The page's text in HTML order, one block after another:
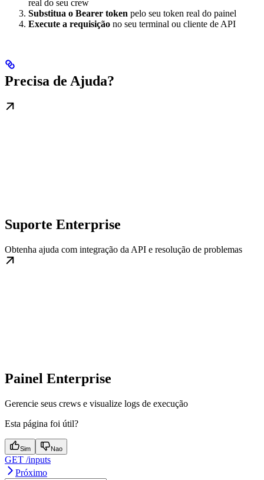
real do seu crew
Substitua o Bearer token pelo seu token real do painel
Execute a requisição no seu terminal ou cliente de API
Precisa de Ajuda?
Suporte Enterprise
Obtenha ajuda com integração da API e resolução de problemas
Painel Enterprise
Gerencie seus crews e visualize logs de execução
Esta página foi útil?
Sim Nao
GET /inputs
Próximo